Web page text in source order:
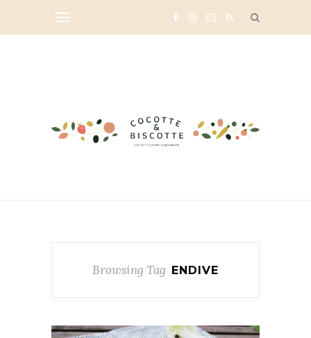
Browsing Tag ENDIVE